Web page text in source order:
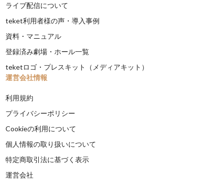
ライブ配信について
teket利用者様の声・導入事例
資料・マニュアル
登録済み劇場・ホール一覧
teketロゴ・プレスキット（メディアキット）
運営会社情報
利用規約
プライバシーポリシー
Cookieの利用について
個人情報の取り扱いについて
特定商取引法に基づく表示
運営会社